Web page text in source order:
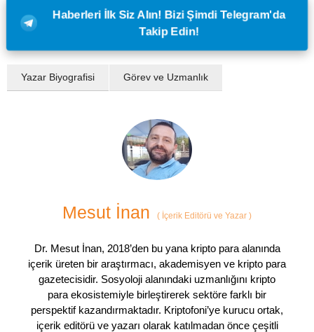
Haberleri İlk Siz Alın! Bizi Şimdi Telegram'da
Takip Edin!
Yazar Biyografisi Görev ve Uzmanlık
Mesut İnan ( İçerik Editörü ve Yazar )
Dr. Mesut İnan, 2018’den bu yana kripto para alanında
içerik üreten bir araştırmacı, akademisyen ve kripto para
gazetecisidir. Sosyoloji alanındaki uzmanlığını kripto
para ekosistemiyle birleştirerek sektöre farklı bir
perspektif kazandırmaktadır. Kriptofoni’ye kurucu ortak,
içerik editörü ve yazarı olarak katılmadan önce çeşitli